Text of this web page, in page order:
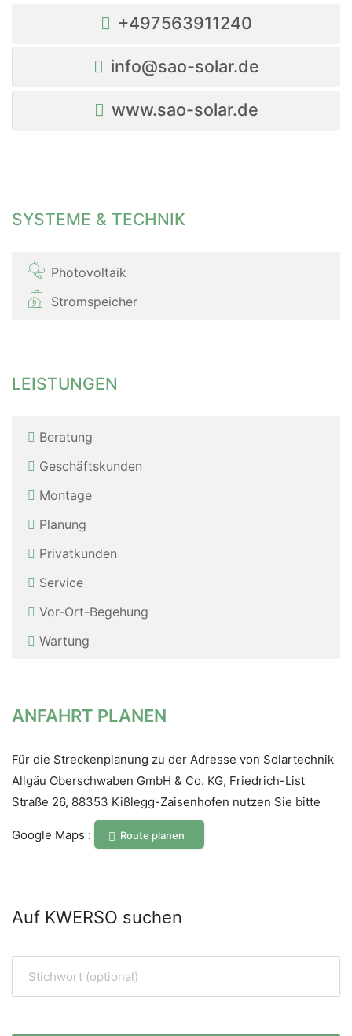
+497563911240
info@sao-solar.de
www.sao-solar.de
SYSTEME & TECHNIK
Photovoltaik
Stromspeicher
LEISTUNGEN
Beratung
Geschäftskunden
Montage
Planung
Privatkunden
Service
Vor-Ort-Be­ge­hung
Wartung
ANFAHRT PLANEN
Für die Streckenplanung zu der Adresse von Solartechnik
Allgäu Oberschwaben GmbH & Co. KG, Friedrich-List
Straße 26, 88353 Kißlegg-Zaisenhofen nutzen Sie bitte
Google Maps : Route planen
Auf KWERSO suchen